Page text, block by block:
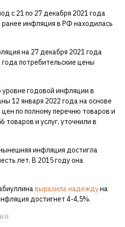
с 21 по 27 декабря 2021 года
инфляция в РФ находилась
на 27 декабря 2021 года
потребительские цены
годовой инфляции в
12 января 2022 года на основе
по полному перечню товаров и
товаров и услуг, уточнили в
инфляция достигла
лет. В 2015 году она
выразила надеждуна
достигнет 4-4,5%.